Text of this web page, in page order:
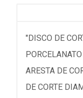
"DISCO DE
ARESTA DE
DE CORTE